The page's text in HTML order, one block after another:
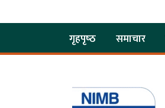
गृहपृष्‍ठ समाचार